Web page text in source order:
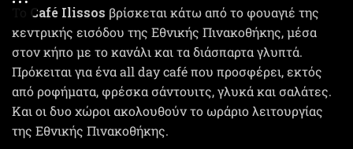
Café Ilissos βρίσκεται κάτω από το φουαγιέ της
κεντρικής εισόδου της Εθνικής Πινακοθήκης, μέσα
στον κήπο με το κανάλι και τα διάσπαρτα γλυπτά.
Πρόκειται για ένα all day café που προσφέρει, εκτός
από ροφήματα, φρέσκα σάντουιτς, γλυκά και σαλάτες.
Και οι δυο χώροι ακολουθούν το ωράριο λειτουργίας
της Εθνικής Πινακοθήκης.